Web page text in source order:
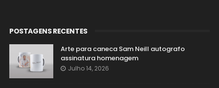
POSTAGENS RECENTES
Arte para caneca Sam Neill autografo
assinatura homenagem
Julho 14, 2026